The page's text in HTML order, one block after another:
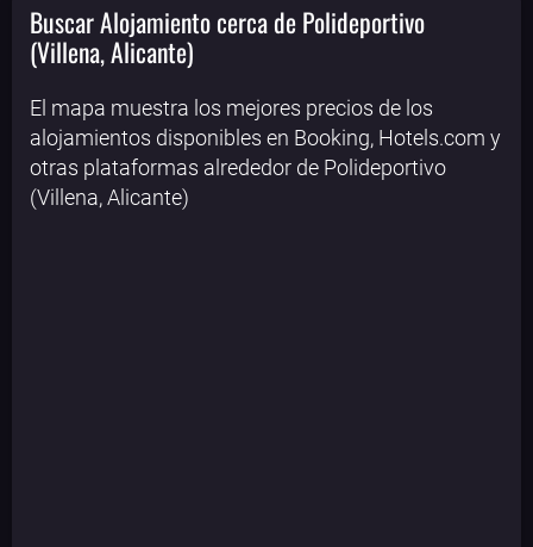
Buscar Alojamiento cerca de Polideportivo
(Villena, Alicante)
El mapa muestra los mejores precios de los
alojamientos disponibles en Booking, Hotels.com y
otras plataformas alrededor de Polideportivo
(Villena, Alicante)